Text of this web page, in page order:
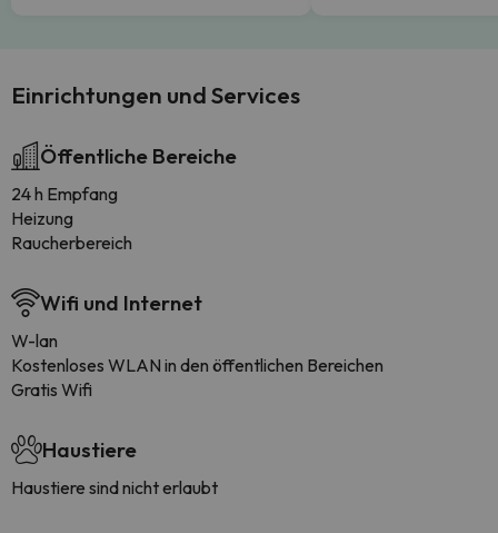
Einrichtungen und Services
Öffentliche Bereiche
24 h Empfang
Heizung
Raucherbereich
Wifi und Internet
W-lan
Kostenloses WLAN in den öffentlichen Bereichen
Gratis Wifi
Haustiere
Haustiere sind nicht erlaubt